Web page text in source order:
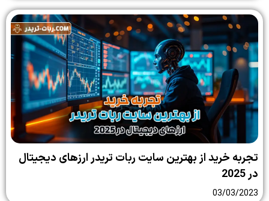
تجربه خرید از بهترین سایت ربات تریدر ارزهای دیجیتال
در 2025
03/03/2023